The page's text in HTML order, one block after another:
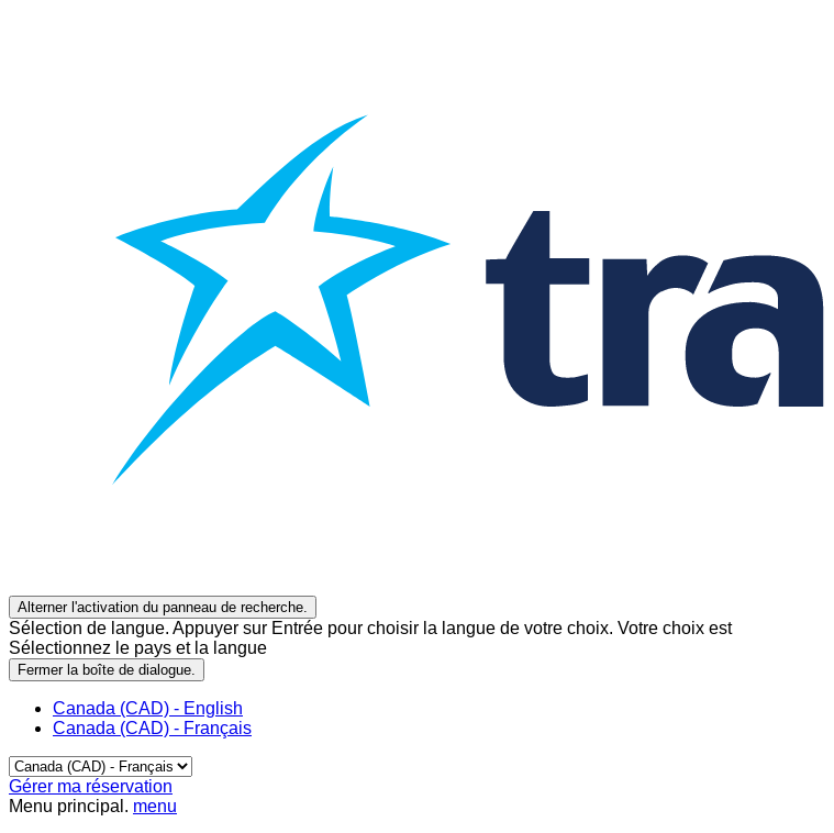
Alterner l'activation du panneau de recherche.
Sélection de langue. Appuyer sur Entrée pour choisir la langue de votre choix. Votre choix est
Sélectionnez le pays et la langue
Fermer la boîte de dialogue.
Canada (CAD) - English
Canada (CAD) - Français
Gérer ma réservation
Menu principal. menu